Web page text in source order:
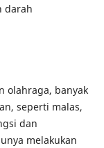
darah
olahraga, banyak
seperti malas,
dan
melakukan